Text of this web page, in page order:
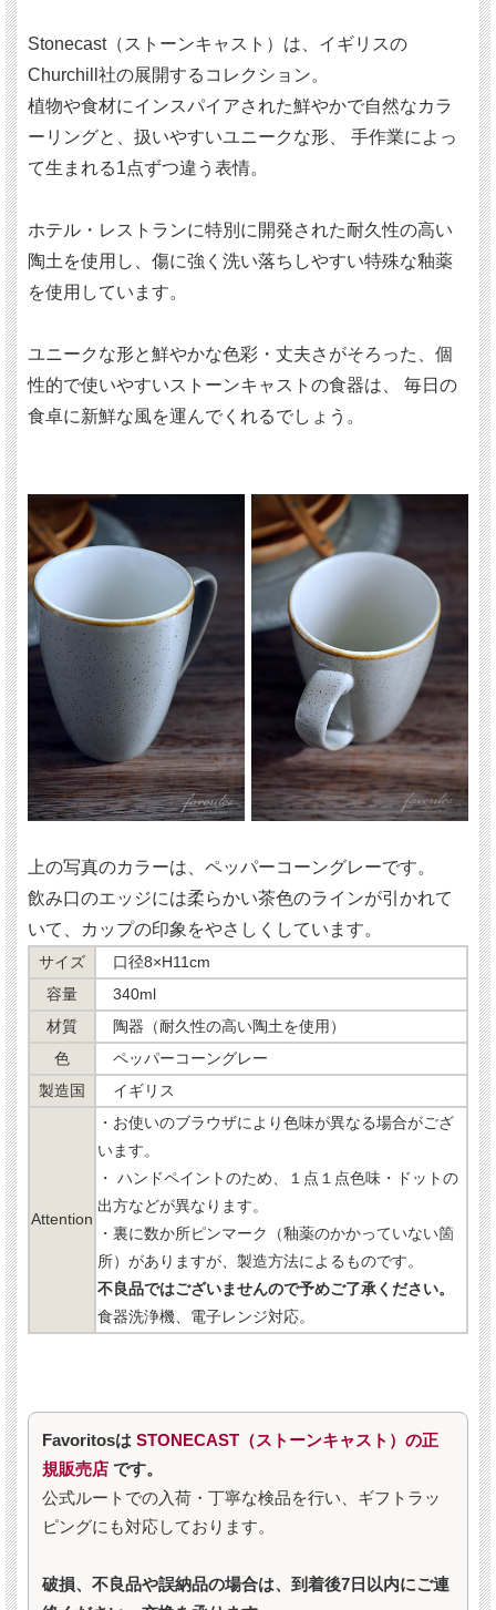
Stonecast（ストーンキャスト）は、イギリスの
Churchill社の展開するコレクション。
植物や食材にインスパイアされた鮮やかで自然なカラ
ーリングと、扱いやすいユニークな形、 手作業によっ
て生まれる1点ずつ違う表情。
ホテル・レストランに特別に開発された耐久性の高い
陶土を使用し、傷に強く洗い落ちしやすい特殊な釉薬
を使用しています。
ユニークな形と鮮やかな色彩・丈夫さがそろった、個
性的で使いやすいストーンキャストの食器は、 毎日の
食卓に新鮮な風を運んでくれるでしょう。
上の写真のカラーは、ペッパーコーングレーです。
飲み口のエッジには柔らかい茶色のラインが引かれて
いて、カップの印象をやさしくしています。
サイズ
口径8×H11cm
容量
340ml
材質
陶器（耐久性の高い陶土を使用）
色
ペッパーコーングレー
製造国
イギリス
Attention
・お使いのブラウザにより色味が異なる場合がござ
います。
・ ハンドペイントのため、１点１点色味・ドットの
出方などが異なります。
・裏に数か所ピンマーク（釉薬のかかっていない箇
所）がありますが、製造方法によるものです。
不良品ではございませんので予めご了承ください。
食器洗浄機、電子レンジ対応。
Favoritosは STONECAST（ストーンキャスト）の正
規販売店 です。
公式ルートでの入荷・丁寧な検品を行い、ギフトラッ
ピングにも対応しております。
破損、不良品や誤納品の場合は、到着後7日以内にご連